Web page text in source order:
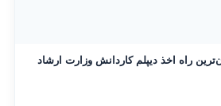
راه اخذ دیپلم کاردانش وزارت ارشاد